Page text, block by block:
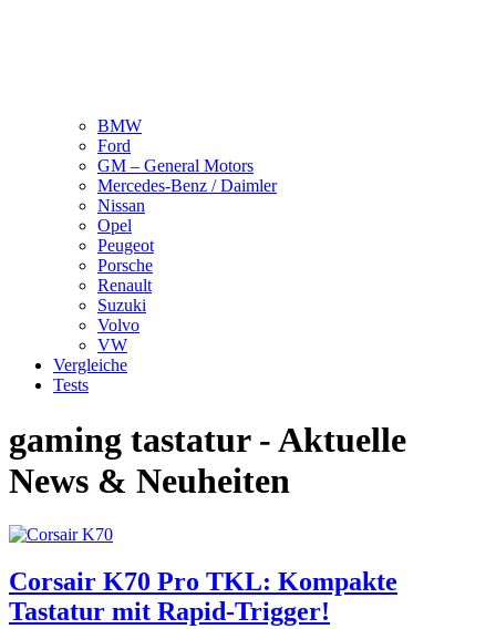
BMW
Ford
GM – General Motors
Mercedes-Benz / Daimler
Nissan
Opel
Peugeot
Porsche
Renault
Suzuki
Volvo
VW
Vergleiche
Tests
gaming tastatur - Aktuelle
News & Neuheiten
Corsair K70 Pro TKL: Kompakte
Tastatur mit Rapid-Trigger!